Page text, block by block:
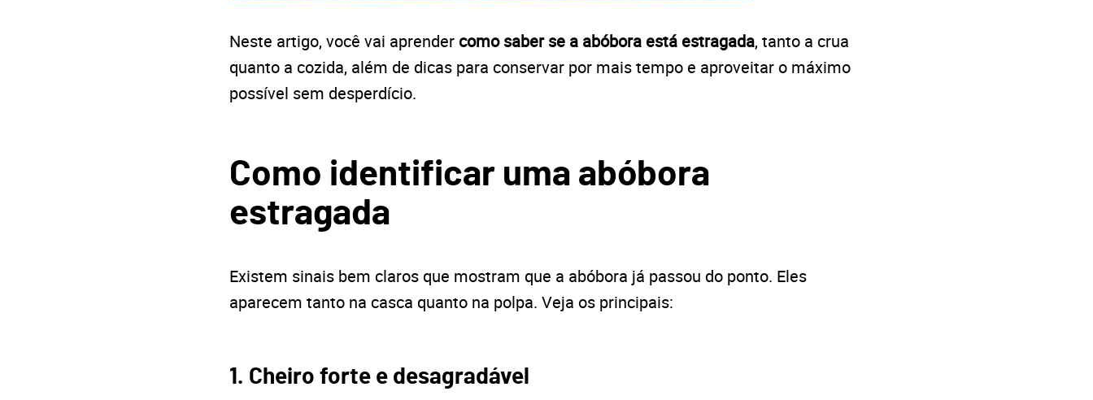
Neste artigo, você vai aprender como saber se a abóbora está estragada, tanto a crua
quanto a cozida, além de dicas para conservar por mais tempo e aproveitar o máximo
possível sem desperdício.
Como identificar uma abóbora
estragada
Existem sinais bem claros que mostram que a abóbora já passou do ponto. Eles
aparecem tanto na casca quanto na polpa. Veja os principais:
1. Cheiro forte e desagradável